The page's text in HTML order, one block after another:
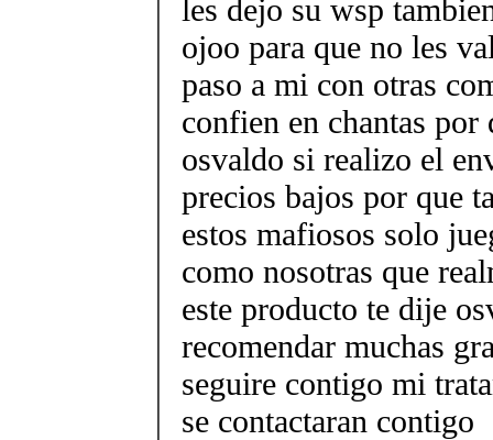
les dejo su wsp
ojoo para que no les
paso a mi con otras
confien en chantas
osvaldo si realizo el
precios bajos por que
estos mafiosos solo
como nosotras que
este producto te dije
recomendar muchas
seguire contigo mi
se contactaran contigo